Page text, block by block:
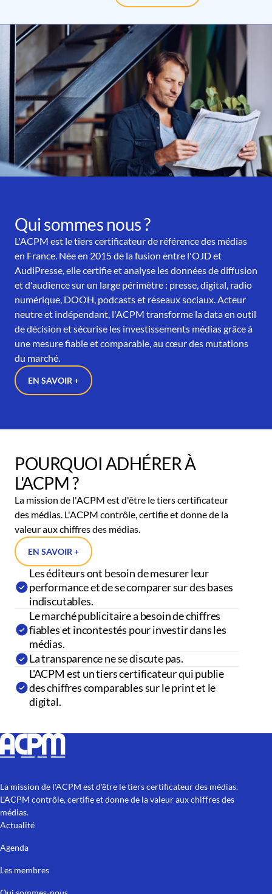
Qui sommes nous ?
L'ACPM est le tiers certificateur de référence des médias
en France. Née en 2015 de la fusion entre l'OJD et
AudiPresse, elle certifie et analyse les données de diffusion
et d'audience sur un large périmètre : presse, digital, radio
numérique, DOOH, podcasts et réseaux sociaux. Acteur
neutre et indépendant, l'ACPM transforme la data en outil
de décision et sécurise les investissements médias grâce à
une mesure fiable et comparable, au cœur des mutations
du marché.
EN SAVOIR +
POURQUOI ADHÉRER À
L'ACPM ?
La mission de l'ACPM est d'être le tiers certificateur
des médias. L'ACPM contrôle, certifie et donne de la
valeur aux chiffres des médias.
EN SAVOIR +
Les éditeurs ont besoin de mesurer leur
performance et de se comparer sur des bases
indiscutables.
Le marché publicitaire a besoin de chiffres
fiables et incontestés pour investir dans les
médias.
La transparence ne se discute pas.
L'ACPM est un tiers certificateur qui publie
des chiffres comparables sur le print et le
digital.
La mission de l'ACPM est d'être le tiers certificateur des médias.
L'ACPM contrôle, certifie et donne de la valeur aux chiffres des
médias.
Actualité
Agenda
Les membres